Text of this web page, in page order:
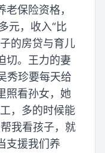
保险资格，
元，收入“比
的房贷与育儿
切。王力的妻
秀珍要每天给
照看孙女，她
，多的时候能
我看孩子，就
支援我们养